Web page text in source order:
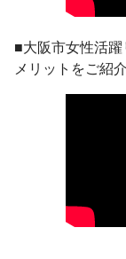
■大阪市女性活
メリットをご紹